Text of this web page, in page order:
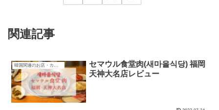
関連記事
韓国関連のお店・カフェ
セマウル食堂肉(새마을식당) 福岡
天神大名店レビュー